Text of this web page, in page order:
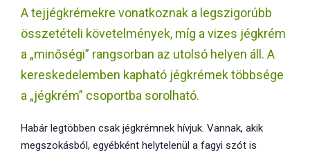
M
N
A tejjégkrémekre vonatkoznak a legszigorúbb
összetételi követelmények, míg a vizes jégkrém
a „minőségi” rangsorban az utolsó helyen áll. A
kereskedelemben kapható jégkrémek többsége
a „jégkrém” csoportba sorolható.
Habár legtöbben csak jégkrémnek hívjuk. Vannak, akik
megszokásból, egyébként helytelenül a fagyi szót is